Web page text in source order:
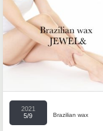
2021
5/9
Brazilian wax